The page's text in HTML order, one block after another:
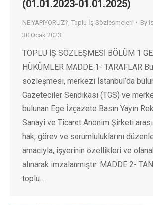
(01.01.2023-01.01.2025)
NE YAPIYORUZ? Toplu İş Sözleşmeleri By
30 Ocak 2023
TOPLU İŞ SÖZLEŞMESİ BÖLÜM 1
HÜKÜMLER MADDE 1- TARAFLAR
sözleşmesi, merkezi İstanbul’da
Gazeteciler Sendikası (TGS) ve
bulunan Ege İzgazete Basın Yayın
Sanayi ve Ticaret Anonim Şirketi
hak, görev ve sorumluluklarını
amacıyla, işyerinin özellikleri ve
alınarak imzalanmıştır. MADDE 2-
toplu…